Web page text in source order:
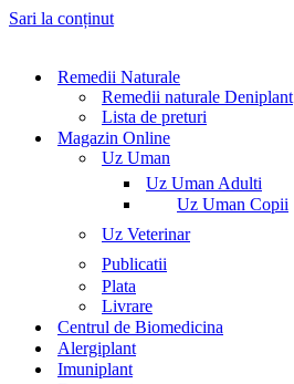
Sari la conținut
Remedii Naturale
Remedii naturale Deniplant
Lista de preturi
Magazin Online
Uz Uman
Uz Uman Adulti
Uz Uman Copii
Uz Veterinar
Publicatii
Plata
Livrare
Centrul de Biomedicina
Alergiplant
Imuniplant